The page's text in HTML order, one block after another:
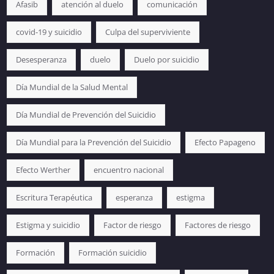
Afasib atención al duelo comunicación
covid-19 y suicidio Culpa del superviviente
Desesperanza duelo Duelo por suicidio
Día Mundial de la Salud Mental
Día Mundial de Prevención del Suicidio
Día Mundial para la Prevención del Suicidio Efecto Papageno
Efecto Werther encuentro nacional
Escritura Terapéutica esperanza estigma
Estigma y suicidio Factor de riesgo Factores de riesgo
Formación Formación suicidio